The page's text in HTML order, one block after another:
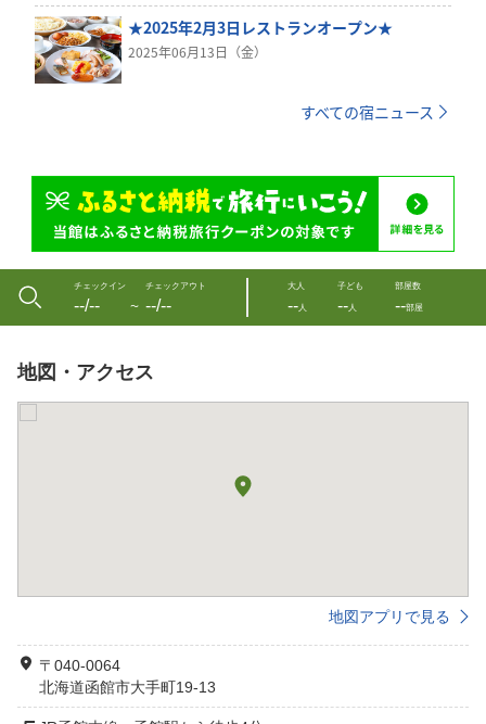
★2025年2月3日レストランオープン★
2025年06月13日（金）
すべての宿ニュース
チェックイン
--/-- 〜
チェックアウト
--/--
大人
--人
子ども
--人
部屋数
--部屋
地図・アクセス
地図アプリで見る
〒040-0064
北海道函館市大手町19-13